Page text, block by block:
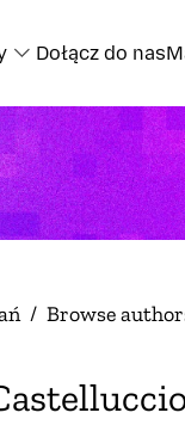
Dołącz do nas
/ Browse